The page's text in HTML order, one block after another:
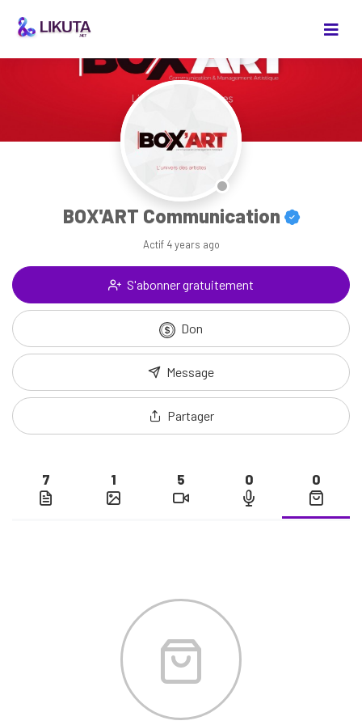
BOX'ART Communication
Actif 4 years ago
S'abonner gratuitement
Don
Message
Partager
7 1 5 0 0